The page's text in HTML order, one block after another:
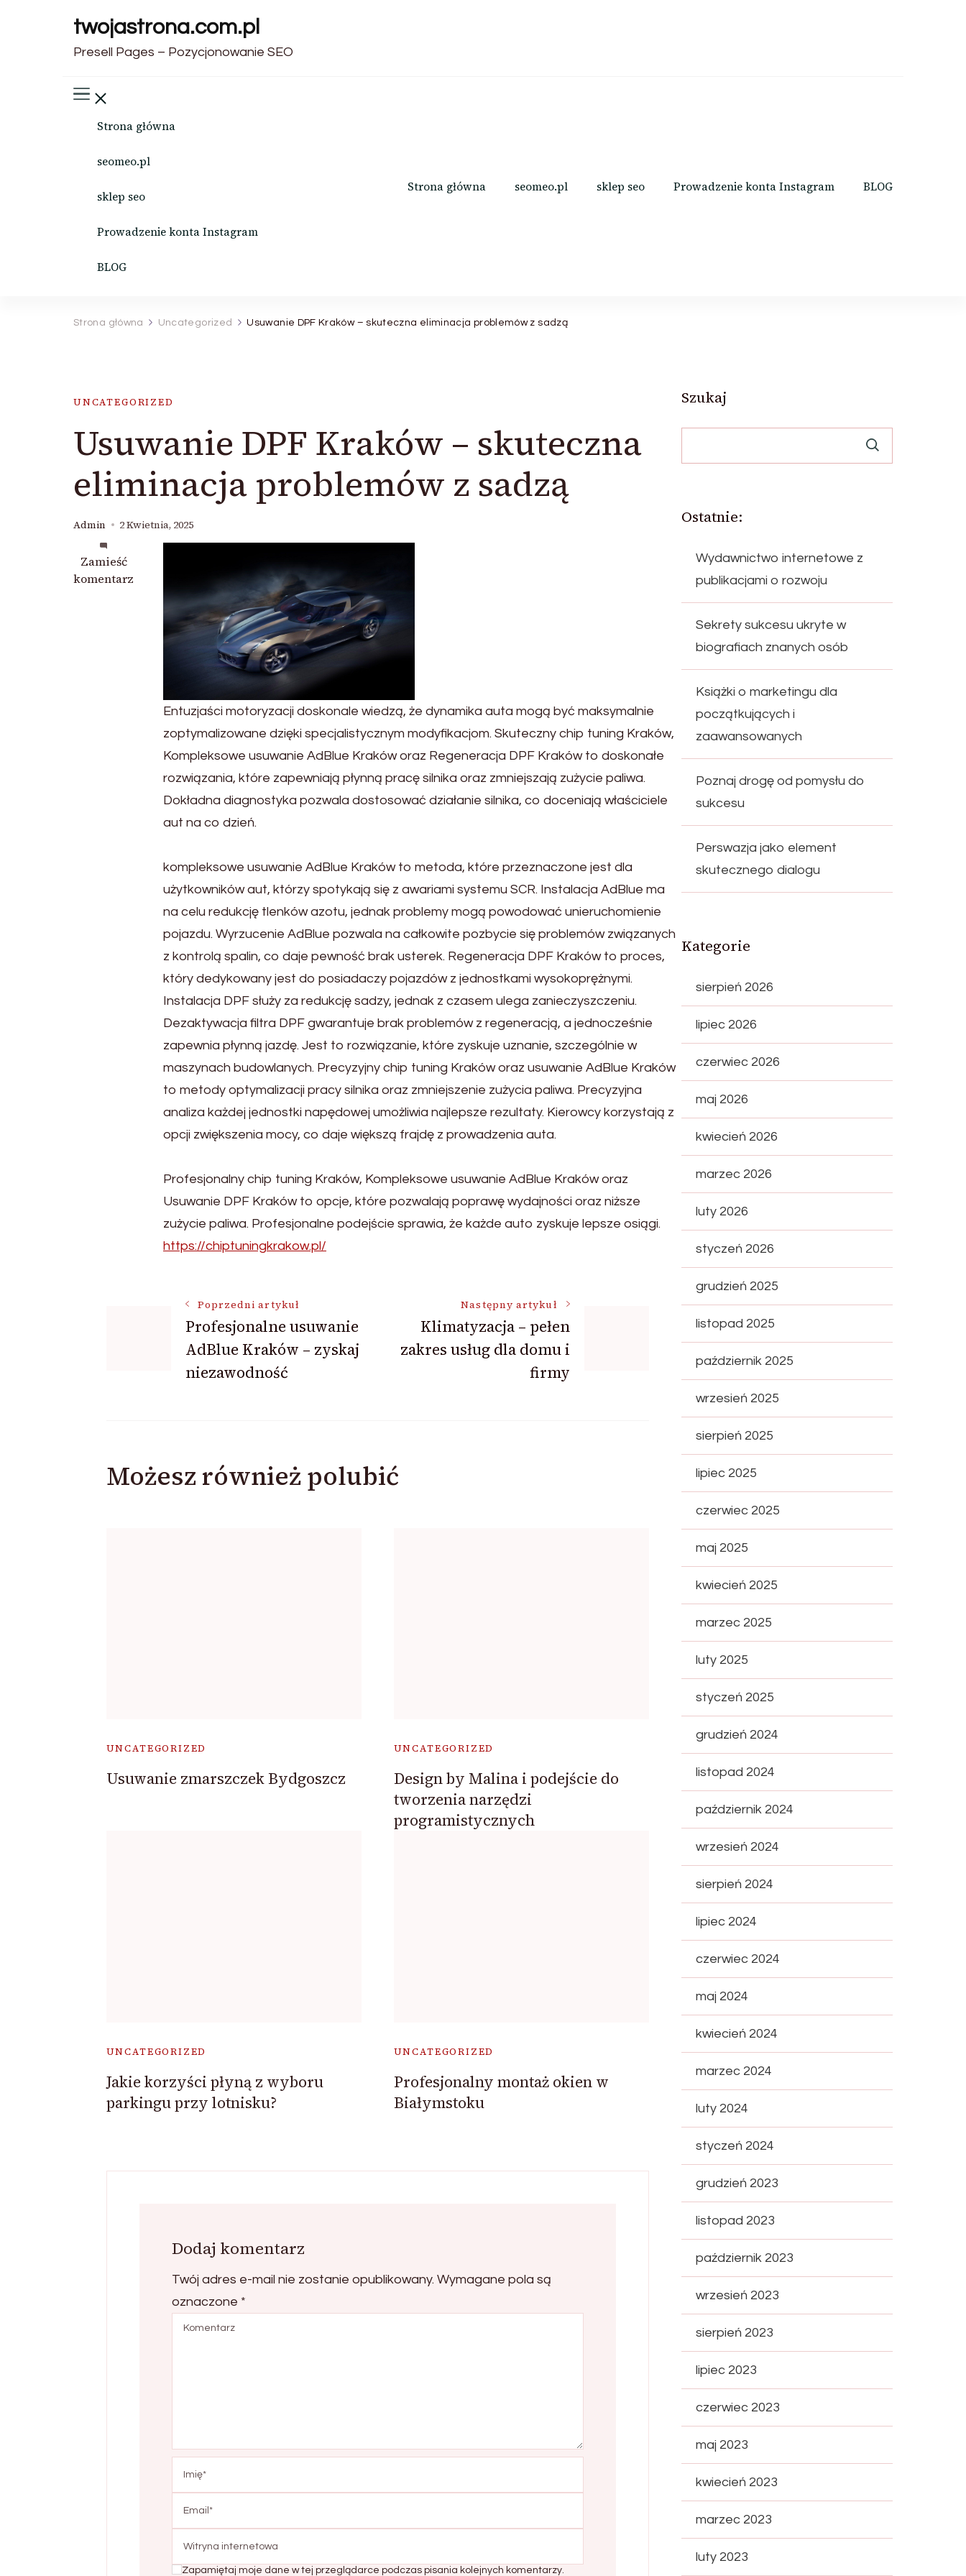
twojastrona.com.pl
Presell Pages – Pozycjonowanie SEO
Strona główna
seomeo.pl
sklep seo
Prowadzenie konta Instagram
BLOG
Strona główna seomeo.pl sklep seo Prowadzenie konta Instagram BLOG
Strona główna Uncategorized Usuwanie DPF Kraków – skuteczna eliminacja problemów z sadzą
UNCATEGORIZED
Usuwanie DPF Kraków – skuteczna
eliminacja problemów z sadzą
Admin 2 Kwietnia, 2025
Zamieść
komentarz
we
wpisie
problemów
Entuzjaści motoryzacji doskonale wiedzą, że dynamika auta mogą być maksymalnie
zoptymalizowane dzięki specjalistycznym modyfikacjom. Skuteczny chip tuning Kraków,
Kompleksowe usuwanie AdBlue Kraków oraz Regeneracja DPF Kraków to doskonałe
rozwiązania, które zapewniają płynną pracę silnika oraz zmniejszają zużycie paliwa.
Dokładna diagnostyka pozwala dostosować działanie silnika, co doceniają właściciele
aut na co dzień.
kompleksowe usuwanie AdBlue Kraków to metoda, które przeznaczone jest dla
użytkowników aut, którzy spotykają się z awariami systemu SCR. Instalacja AdBlue ma
na celu redukcję tlenków azotu, jednak problemy mogą powodować unieruchomienie
pojazdu. Wyrzucenie AdBlue pozwala na całkowite pozbycie się problemów związanych
z kontrolą spalin, co daje pewność brak usterek. Regeneracja DPF Kraków to proces,
który dedykowany jest do posiadaczy pojazdów z jednostkami wysokoprężnymi.
Instalacja DPF służy za redukcję sadzy, jednak z czasem ulega zanieczyszczeniu.
Dezaktywacja filtra DPF gwarantuje brak problemów z regeneracją, a jednocześnie
zapewnia płynną jazdę. Jest to rozwiązanie, które zyskuje uznanie, szczególnie w
maszynach budowlanych. Precyzyjny chip tuning Kraków oraz usuwanie AdBlue Kraków
to metody optymalizacji pracy silnika oraz zmniejszenie zużycia paliwa. Precyzyjna
analiza każdej jednostki napędowej umożliwia najlepsze rezultaty. Kierowcy korzystają z
opcji zwiększenia mocy, co daje większą frajdę z prowadzenia auta.
Profesjonalny chip tuning Kraków, Kompleksowe usuwanie AdBlue Kraków oraz
Usuwanie DPF Kraków to opcje, które pozwalają poprawę wydajności oraz niższe
zużycie paliwa. Profesjonalne podejście sprawia, że każde auto zyskuje lepsze osiągi.
https://chiptuningkrakow.pl/
Nawigacja
wpisu
Poprzedni artykuł
Profesjonalne usuwanie
AdBlue Kraków – zyskaj
niezawodność
Następny artykuł
Klimatyzacja – pełen
zakres usług dla domu i
firmy
Możesz również polubić
UNCATEGORIZED
Usuwanie zmarszczek Bydgoszcz
UNCATEGORIZED
Design by Malina i podejście do
tworzenia narzędzi
programistycznych
UNCATEGORIZED
Jakie korzyści płyną z wyboru
parkingu przy lotnisku?
UNCATEGORIZED
Profesjonalny montaż okien w
Białymstoku
Dodaj komentarz
Twój adres e-mail nie zostanie opublikowany. Wymagane pola są
oznaczone *
Zapamiętaj moje dane w tej przeglądarce podczas pisania kolejnych komentarzy.
Szukaj
Ostatnie:
Wydawnictwo internetowe z
publikacjami o rozwoju
Sekrety sukcesu ukryte w
biografiach znanych osób
Książki o marketingu dla
początkujących i
zaawansowanych
Poznaj drogę od pomysłu do
sukcesu
Perswazja jako element
skutecznego dialogu
Kategorie
sierpień 2026
lipiec 2026
czerwiec 2026
maj 2026
kwiecień 2026
marzec 2026
luty 2026
styczeń 2026
grudzień 2025
listopad 2025
październik 2025
wrzesień 2025
sierpień 2025
lipiec 2025
czerwiec 2025
maj 2025
kwiecień 2025
marzec 2025
luty 2025
styczeń 2025
grudzień 2024
listopad 2024
październik 2024
wrzesień 2024
sierpień 2024
lipiec 2024
czerwiec 2024
maj 2024
kwiecień 2024
marzec 2024
luty 2024
styczeń 2024
grudzień 2023
listopad 2023
październik 2023
wrzesień 2023
sierpień 2023
lipiec 2023
czerwiec 2023
maj 2023
kwiecień 2023
marzec 2023
luty 2023